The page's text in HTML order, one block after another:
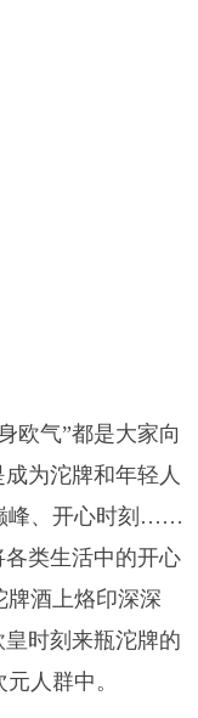
欧气”都是大家向
为沱牌和年轻人
峰、开心时刻……
类生活中的开心
牌酒上烙印深深
时刻来瓶沱牌的
人群中。